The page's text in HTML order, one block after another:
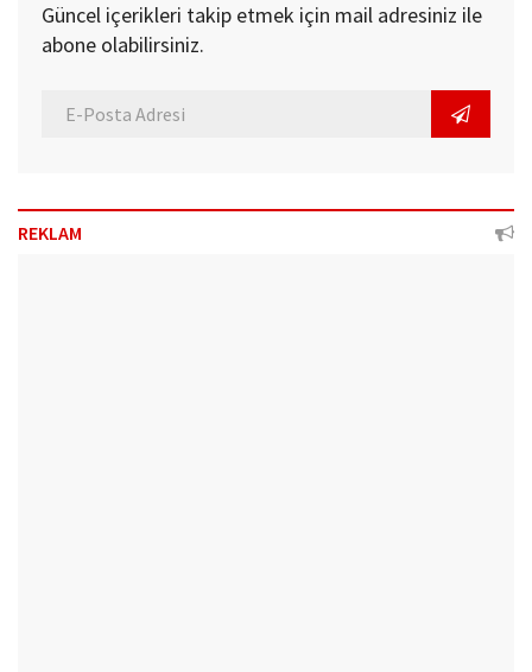
Güncel içerikleri takip etmek için mail adresiniz ile
abone olabilirsiniz.
REKLAM